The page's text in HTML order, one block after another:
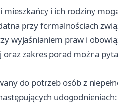
mieszkańcy i ich rodziny
przy formalnościach
wyjaśnianiem praw i
zakres porad można
do potrzeb osób z
udogodnieniach: